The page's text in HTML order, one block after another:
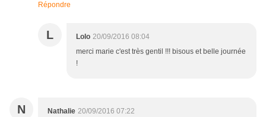
Répondre
L Lolo 20/09/2016 08:04
merci marie c'est très gentil !!! bisous et belle journée
!
N Nathalie 20/09/2016 07:22